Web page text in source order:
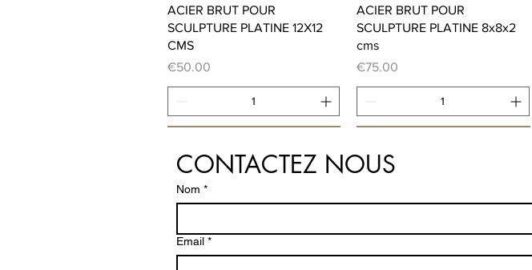
ACIER BRUT POUR
SCULPTURE PLATINE 12X12
CMS
Price
€50.00
ACIER BRUT POUR
SCULPTURE PLATINE 8x8x2
cms
Price
€75.00
CONTACTEZ NOUS
Nom *
Email *